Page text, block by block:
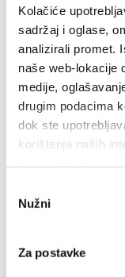
Kolačiće
sadržaj i oglase,
analizirali promet.
naše web-lokacije
medije,
drugim podacima
dok ste
korištenja naših
pristanka
Nužni
Za postavke
Mario
Sela 59,